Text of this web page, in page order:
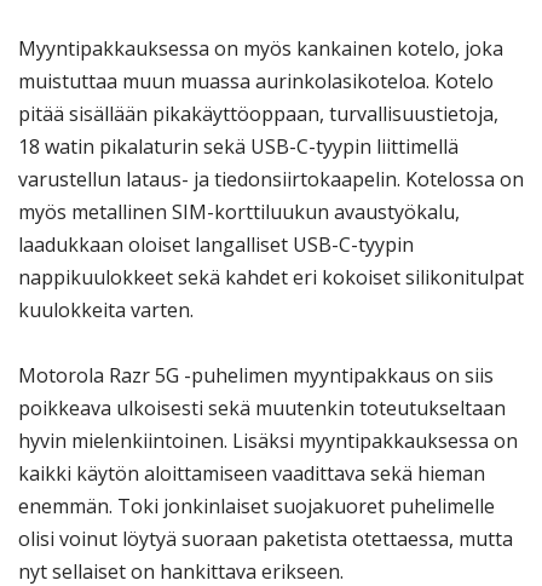
Myyntipakkauksessa on myös kankainen kotelo, joka
muistuttaa muun muassa aurinkolasikoteloa. Kotelo
pitää sisällään pikakäyttöoppaan, turvallisuustietoja,
18 watin pikalaturin sekä USB-C-tyypin liittimellä
varustellun lataus- ja tiedonsiirtokaapelin. Kotelossa on
myös metallinen SIM-korttiluukun avaustyökalu,
laadukkaan oloiset langalliset USB-C-tyypin
nappikuulokkeet sekä kahdet eri kokoiset silikonitulpat
kuulokkeita varten.
Motorola Razr 5G -puhelimen myyntipakkaus on siis
poikkeava ulkoisesti sekä muutenkin toteutukseltaan
hyvin mielenkiintoinen. Lisäksi myyntipakkauksessa on
kaikki käytön aloittamiseen vaadittava sekä hieman
enemmän. Toki jonkinlaiset suojakuoret puhelimelle
olisi voinut löytyä suoraan paketista otettaessa, mutta
nyt sellaiset on hankittava erikseen.